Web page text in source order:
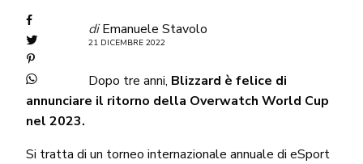
di Emanuele Stavolo
21 DICEMBRE 2022
Dopo tre anni, Blizzard è felice di
annunciare il ritorno della Overwatch World Cup
nel 2023.
Si tratta di un torneo internazionale annuale di eSport